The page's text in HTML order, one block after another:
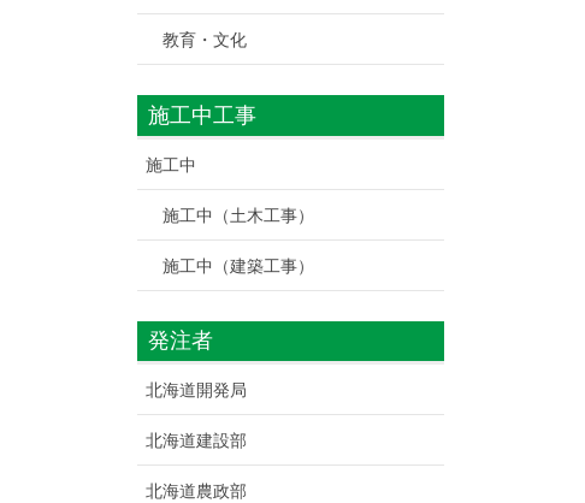
教育・文化
施工中工事
施工中
施工中（土木工事）
施工中（建築工事）
発注者
北海道開発局
北海道建設部
北海道農政部